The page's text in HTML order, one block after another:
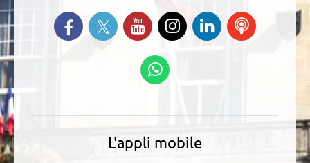
Retrouvez-nous sur Facebook
Suivez-nous sur Twitter
Suivez-nous sur YouTube
Suivez-nous sur
Instagram
Retrouvez-
nous sur
Ecoutez
L'appli mobile